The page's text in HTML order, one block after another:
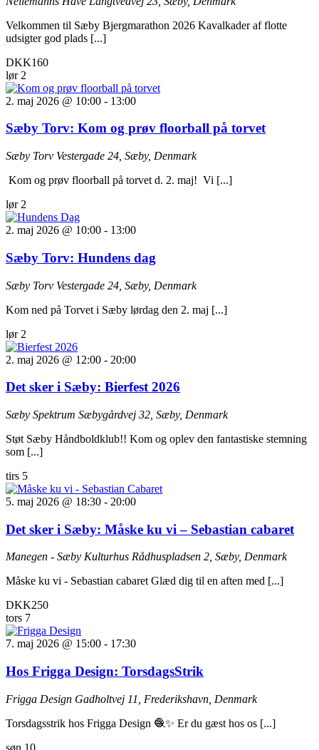
Velkommen til Sæby Bjergmarathon 2026 Kavalkader af flotte
udsigter god plads [...]
DKK160
lør 2
2. maj 2026 @ 10:00 - 13:00
Sæby Torv: Kom og prøv floorball på torvet
Sæby Torv Vestergade 24, Sæby, Denmark
Kom og prøv floorball på torvet d. 2. maj! Vi [...]
lør 2
2. maj 2026 @ 10:00 - 13:00
Sæby Torv: Hundens dag
Sæby Torv Vestergade 24, Sæby, Denmark
Kom ned på Torvet i Sæby lørdag den 2. maj [...]
lør 2
2. maj 2026 @ 12:00 - 20:00
Det sker i Sæby: Bierfest 2026
Sæby Spektrum Sæbygårdvej 32, Sæby, Denmark
Støt Sæby Håndboldklub!! Kom og oplev den fantastiske stemning
som [...]
tirs 5
5. maj 2026 @ 18:30 - 20:00
Det sker i Sæby: Måske ku vi – Sebastian cabaret
Manegen - Sæby Kulturhus Rådhuspladsen 2, Sæby, Denmark
Måske ku vi - Sebastian cabaret Glæd dig til en aften med [...]
DKK250
tors 7
7. maj 2026 @ 15:00 - 17:30
Hos Frigga Design: TorsdagsStrik
Frigga Design Gadholtvej 11, Frederikshavn, Denmark
Torsdagsstrik hos Frigga Design 🧶✨ Er du gæst hos os [...]
søn 10